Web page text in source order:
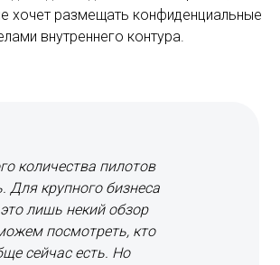
хочет размещать конфиденциальные
внутреннего контура.
количества пилотов
Для крупного бизнеса
лишь некий обзор
посмотреть, кто
сейчас есть. Но